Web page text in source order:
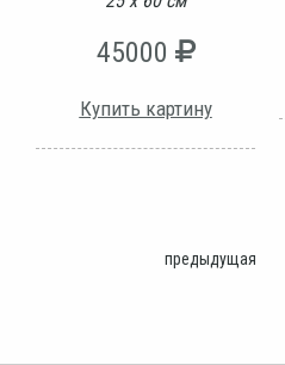
45000
Купить картину
предыдущая